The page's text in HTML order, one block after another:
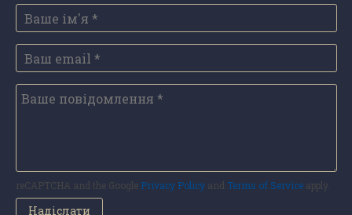
reCAPTCHA and the Google Privacy Policyand Terms of Serviceapply.